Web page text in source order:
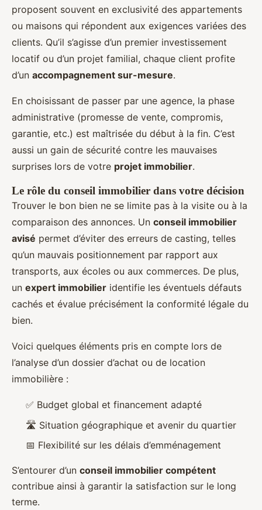
proposent souvent en exclusivité des appartements
ou maisons qui répondent aux exigences variées des
clients. Qu’il s’agisse d’un premier investissement
locatif ou d’un projet familial, chaque client profite
d’un accompagnement sur-mesure.
En choisissant de passer par une agence, la phase
administrative (promesse de vente, compromis,
garantie, etc.) est maîtrisée du début à la fin. C’est
aussi un gain de sécurité contre les mauvaises
surprises lors de votre projet immobilier.
Le rôle du conseil immobilier dans votre décision
Trouver le bon bien ne se limite pas à la visite ou à la
comparaison des annonces. Un conseil immobilier
avisé permet d’éviter des erreurs de casting, telles
qu’un mauvais positionnement par rapport aux
transports, aux écoles ou aux commerces. De plus,
un expert immobilier identifie les éventuels défauts
cachés et évalue précisément la conformité légale du
bien.
Voici quelques éléments pris en compte lors de
l’analyse d’un dossier d’achat ou de location
immobilière :
✅ Budget global et financement adapté
🛣️ Situation géographique et avenir du quartier
📅 Flexibilité sur les délais d’emménagement
S’entourer d’un conseil immobilier compétent
contribue ainsi à garantir la satisfaction sur le long
terme.